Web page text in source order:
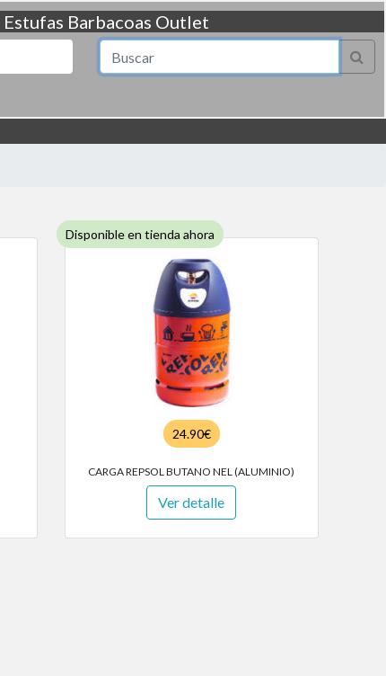
Estufas Barbacoas Outlet
Disponible en tienda ahora
24.90€
CARGA REPSOL BUTANO NEL (ALUMINIO)
Ver detalle